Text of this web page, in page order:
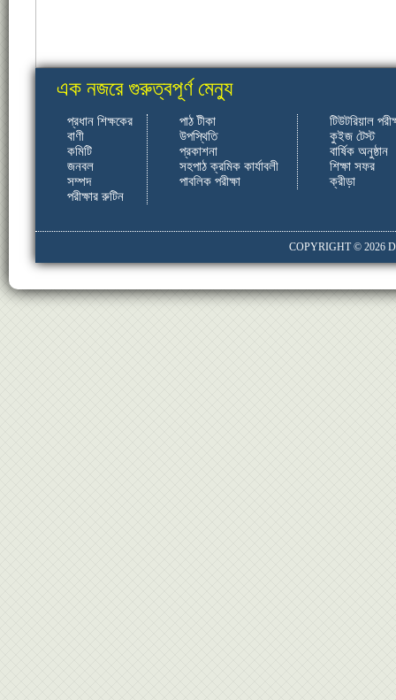
এক নজরে গুরুত্বপূর্ণ মেন্যু
প্রধান শিক্ষকের
বাণী
কমিটি
জনবল
সম্পদ
পরীক্ষার রুটিন
পাঠ টীকা
উপস্থিতি
প্রকাশনা
সহপাঠ ক্রমিক কার্যাবলী
পাবলিক পরীক্ষা
টিউটরিয়াল
কুইজ টেস্ট
বার্ষিক অনুষ্ঠান
শিক্ষা সফর
ক্রীড়া
COPYRIGHT © 2026